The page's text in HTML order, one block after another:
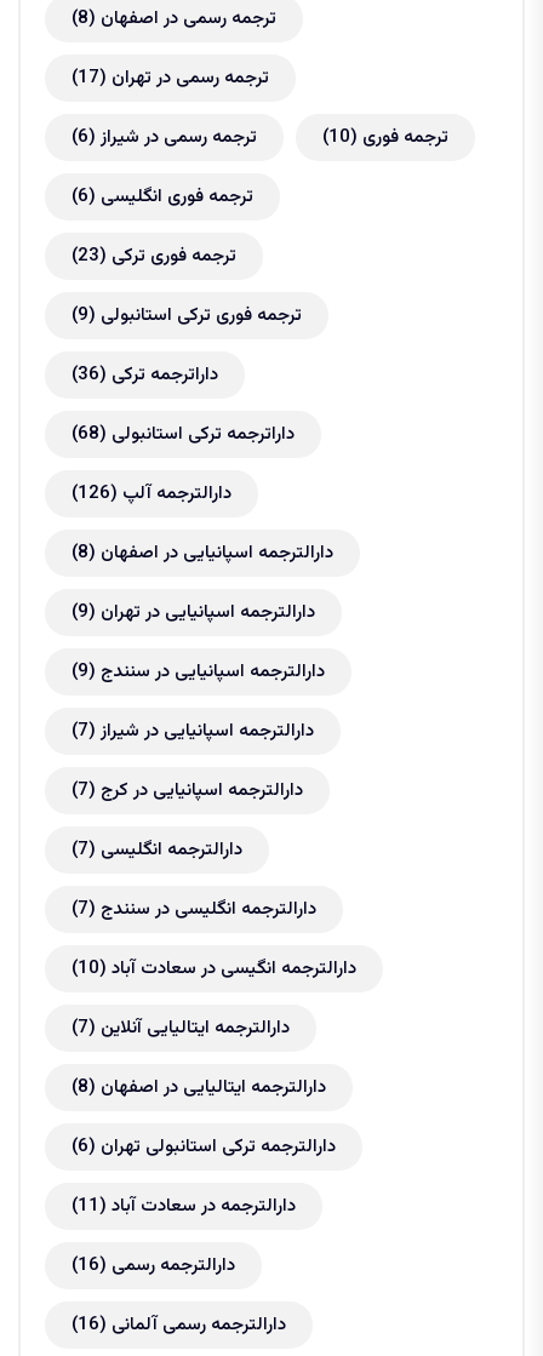
ترجمه رسمی در اصفهان (8)
ترجمه رسمی در تهران (17)
ترجمه رسمی در شیراز (6) ترجمه فوری (10)
ترجمه فوری انگلیسی (6)
ترجمه فوری ترکی (23)
ترجمه فوری ترکی استانبولی (9)
داراترجمه ترکی (36)
داراترجمه ترکی استانبولی (68)
دارالترجمه آلپ (126)
دارالترجمه اسپانیایی در اصفهان (8)
دارالترجمه اسپانیایی در تهران (9)
دارالترجمه اسپانیایی در سنندج (9)
دارالترجمه اسپانیایی در شیراز (7)
دارالترجمه اسپانیایی در کرج (7)
دارالترجمه انگلیسی (7)
دارالترجمه انگلیسی در سنندج (7)
دارالترجمه انگیسی در سعادت آباد (10)
دارالترجمه ایتالیایی آنلاین (7)
دارالترجمه ایتالیایی در اصفهان (8)
دارالترجمه ترکی استانبولی تهران (6)
دارالترجمه در سعادت آباد (11)
دارالترجمه رسمی (16)
دارالترجمه رسمی آلمانی (16)